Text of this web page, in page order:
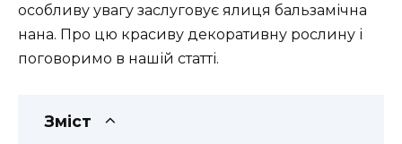
особливу увагу заслуговує ялиця бальзамічна
нана. Про цю красиву декоративну рослину і
поговоримо в нашій статті.
Зміст